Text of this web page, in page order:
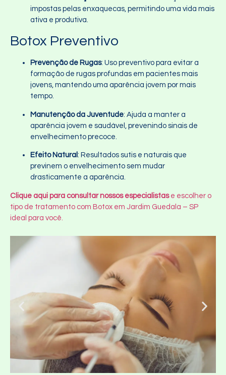
impostas pelas enxaquecas, permitindo uma vida mais
ativa e produtiva.
Botox Preventivo
Prevenção de Rugas: Uso preventivo para evitar a
formação de rugas profundas em pacientes mais
jovens, mantendo uma aparência jovem por mais
tempo.
Manutenção da Juventude: Ajuda a manter a
aparência jovem e saudável, prevenindo sinais de
envelhecimento precoce.
Efeito Natural : Resultados sutis e naturais que
previnem o envelhecimento sem mudar
drasticamente a aparência.
Clique aqui para consultar nossos especialistase escolher o
tipo de tratamento com Botox em Jardim Guedala – SP
ideal para você.